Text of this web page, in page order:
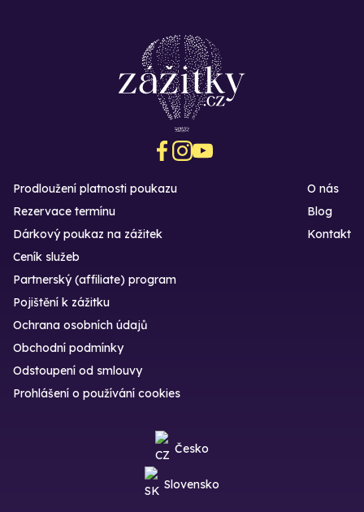
Prodloužení platnosti poukazu
Rezervace termínu
Dárkový poukaz na zážitek
O nás
Blog
Kontakt
Ceník služeb
Partnerský (affiliate) program
Pojištění k zážitku
Ochrana osobních údajů
Obchodní podmínky
Odstoupení od smlouvy
Prohlášení o používání cookies
Česko
Slovensko